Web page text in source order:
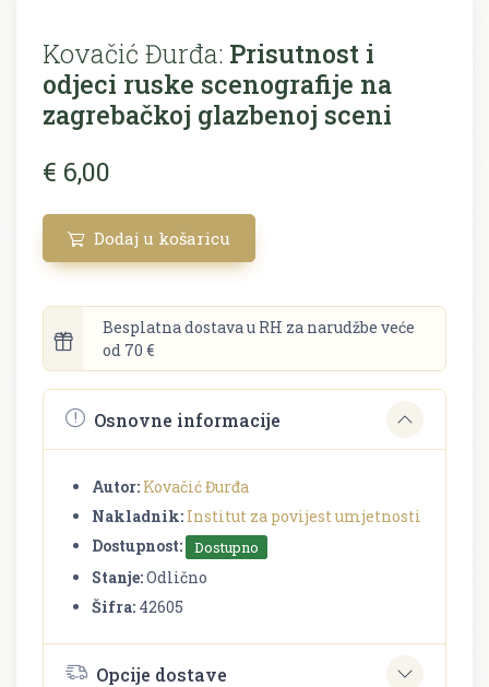
Kovačić Đurđa: Prisutnost i
odjeci ruske scenografije na
zagrebačkoj glazbenoj sceni
€ 6,00
Dodaj u košaricu
Besplatna dostava u RH za narudžbe veće
od 70 €
Osnovne informacije
Autor: Kovačić Đurđa
Nakladnik: Institut za povijest umjetnosti
Dostupnost:
Dostupno
Stanje:Odlično
Šifra: 42605
Opcije dostave